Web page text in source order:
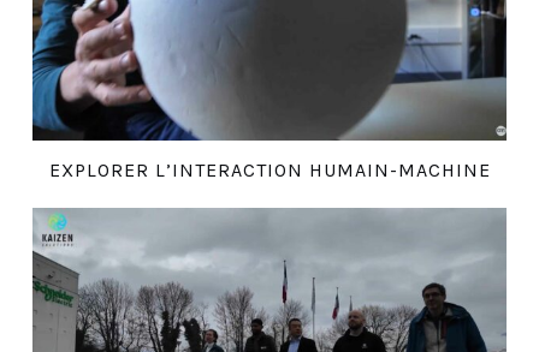
EXPLORER L’INTERACTION HUMAIN-MACHINE